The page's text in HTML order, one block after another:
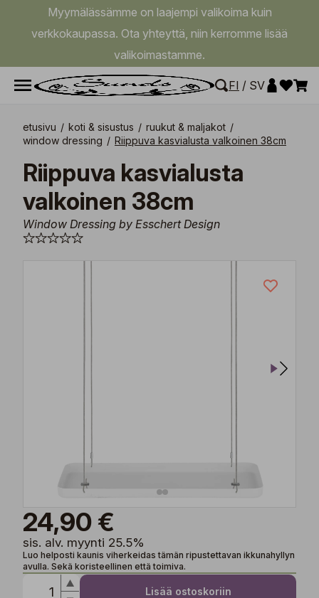
Myymälässämme on laajempi valikoima kuin
verkkokaupassa. Ota yhteyttä, niin kerromme lisää
valikoimastamme.
FI / SV
etusivu / koti & sisustus / ruukut & maljakot /
window dressing / Riippuva kasvialusta valkoinen 38cm
Riippuva kasvialusta
valkoinen 38cm
Window Dressing by Esschert Design
24,90 €
sis. alv. myynti 25.5%
Luo helposti kaunis viherkeidas tämän ripustettavan ikkunahyllyn
avulla. Sekä koristeellinen että toimiva.
Lisää ostoskoriin